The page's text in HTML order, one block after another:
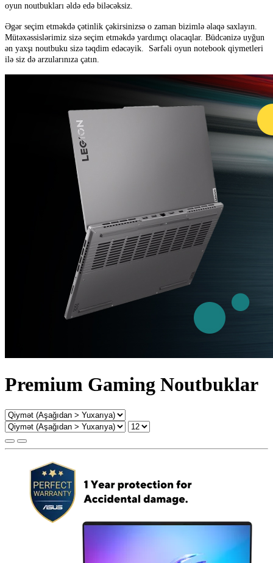
oyun noutbukları əldə edə biləcəksiz.
Əgər seçim etməkdə çətinlik çəkirsinizsə o zaman bizimlə əlaqə saxlayın.
Mütəxəssislərimiz sizə seçim etməkdə yardımçı olacaqlar. Büdcənizə uyğun
ən yaxşı noutbuku sizə təqdim edəcəyik. Sərfəli oyun notebook qiymetleri
ilə siz də arzularınıza çatın.
Premium Gaming Noutbuklar